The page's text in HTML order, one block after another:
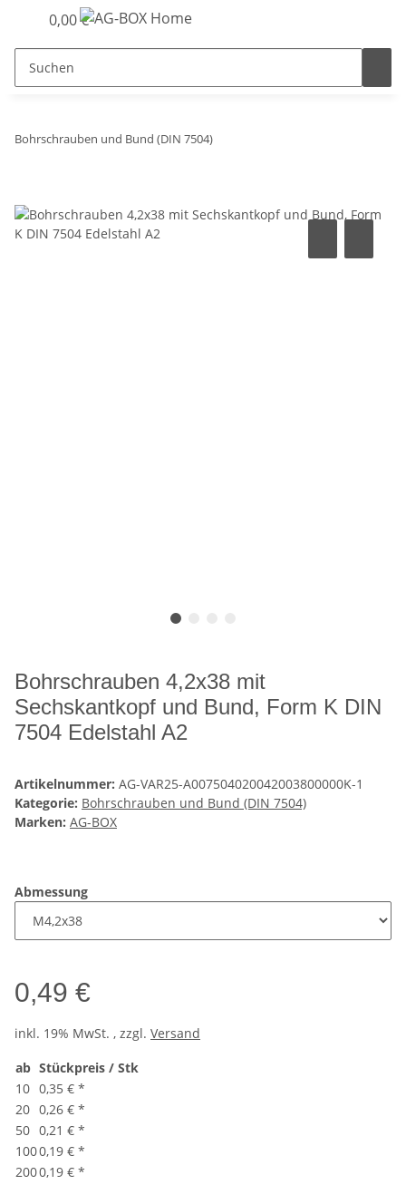
0,00 €
Bohrschrauben und Bund (DIN 7504)
Bohrschrauben 4,2x38 mit
Sechskantkopf und Bund, Form K DIN
7504 Edelstahl A2
Artikelnummer: AG-VAR25-A007504020042003800000K-1
Kategorie: Bohrschrauben und Bund (DIN 7504)
Marken: AG-BOX
Abmessung
0,49 €
inkl. 19% MwSt. , zzgl. Versand
ab Stückpreis / Stk
10 0,35 € *
20 0,26 € *
50 0,21 € *
1000,19 € *
2000,19 € *